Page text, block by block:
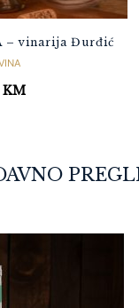
– vinarija Đurđić
KM